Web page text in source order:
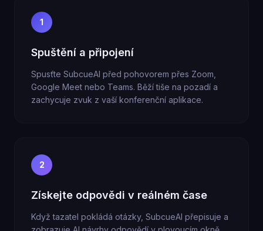
1
Spuštění a připojení
Spusťte SubcueAI před pohovorem přes Zoom,
Google Meet nebo Teams. Běží tiše na pozadí a
zachycuje zvuk z vaší konferenční aplikace.
2
Získejte odpovědi v reálném čase
Když tazatel pokládá otázky, SubcueAI přepisuje a